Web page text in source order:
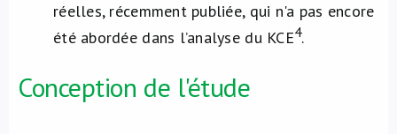
réelles, récemment publiée, qui n'a pas encore
été abordée dans l’analyse du KCE4.
Conception de l'étude